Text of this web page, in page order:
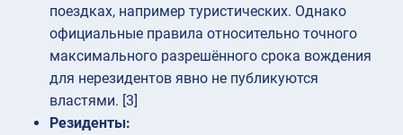
поездках, например туристических. Однако
официальные правила относительно точного
максимального разрешённого срока вождения
для нерезидентов явно не публикуются
властями. [3]
Резиденты: